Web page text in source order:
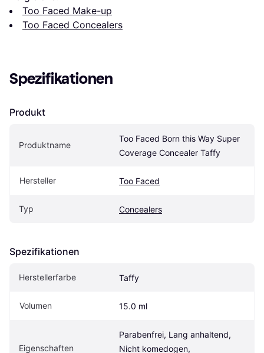
Too Faced Make-up
Too Faced Concealers
Spezifikationen
Produkt
Produktname
Too Faced Born this Way Super
Coverage Concealer Taffy
Hersteller Too Faced
Typ Concealers
Spezifikationen
Herstellerfarbe Taffy
Volumen 15.0 ml
Eigen­schaften
Parabenfrei, Lang anhaltend,
Nicht komedogen,